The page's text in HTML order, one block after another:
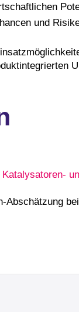
und
Abschätzung